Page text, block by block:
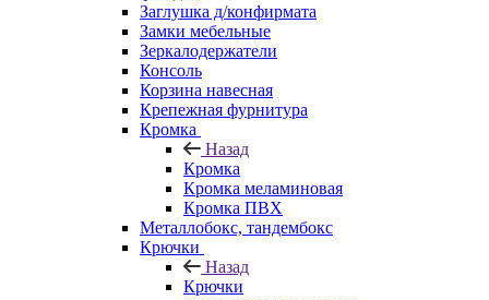
Заглушка д/конфирмата
Замки мебельные
Зеркалодержатели
Консоль
Корзина навесная
Крепежная фурнитура
Кромка
Назад
Кромка
Кромка меламиновая
Кромка ПВХ
Металлобокс, тандембокс
Крючки
Назад
Крючки